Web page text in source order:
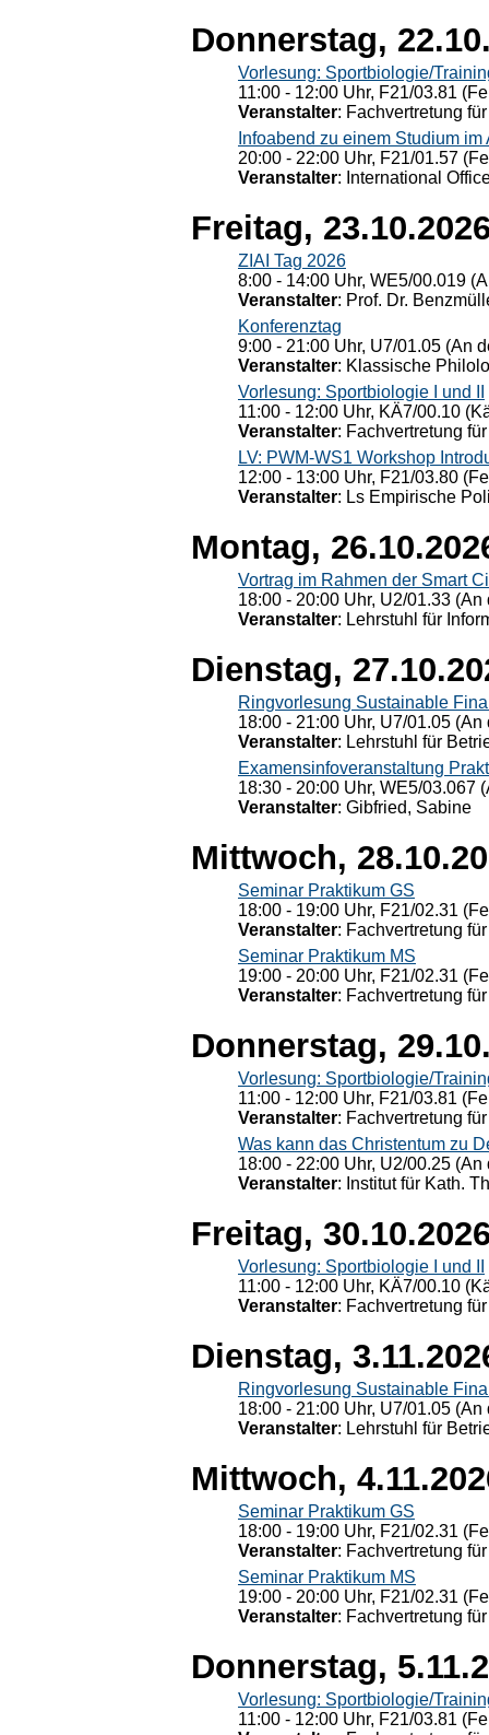
Donnerstag,
Vorlesung: Sportbiologie/
11:00 - 12:00 Uhr, F21/03.81
Veranstalter: Fachvertretung
Infoabend zu einem Studium im
20:00 - 22:00 Uhr, F21/01.57
Veranstalter: International
Freitag,
ZIAI Tag 2026
8:00 - 14:00 Uhr, WE5/00.019
Veranstalter: Prof. Dr.
Konferenztag
9:00 - 21:00 Uhr, U7/01.05 (An
Veranstalter: Klassische
Vorlesung: Sportbiologie I und II
11:00 - 12:00 Uhr, KÄ7/00.10
Veranstalter: Fachvertretung
LV: PWM-WS1 Workshop
12:00 - 13:00 Uhr, F21/03.80
Veranstalter: Ls Empirische
Montag,
Vortrag im Rahmen der Smart
18:00 - 20:00 Uhr, U2/01.33
Veranstalter: Lehrstuhl für
Dienstag,
Ringvorlesung Sustainable
18:00 - 21:00 Uhr, U7/01.05
Veranstalter: Lehrstuhl für
Examensinfoveranstaltung
18:30 - 20:00 Uhr, WE5/03.067
Veranstalter: Gibfried, Sabine
Mittwoch,
Seminar Praktikum GS
18:00 - 19:00 Uhr, F21/02.31
Veranstalter: Fachvertretung
Seminar Praktikum MS
19:00 - 20:00 Uhr, F21/02.31
Veranstalter: Fachvertretung
Donnerstag,
Vorlesung: Sportbiologie/
11:00 - 12:00 Uhr, F21/03.81
Veranstalter: Fachvertretung
Was kann das Christentum zu
18:00 - 22:00 Uhr, U2/00.25
Veranstalter: Institut für Kath.
Freitag,
Vorlesung: Sportbiologie I und II
11:00 - 12:00 Uhr, KÄ7/00.10
Veranstalter: Fachvertretung
Dienstag,
Ringvorlesung Sustainable
18:00 - 21:00 Uhr, U7/01.05
Veranstalter: Lehrstuhl für
Mittwoch,
Seminar Praktikum GS
18:00 - 19:00 Uhr, F21/02.31
Veranstalter: Fachvertretung
Seminar Praktikum MS
19:00 - 20:00 Uhr, F21/02.31
Veranstalter: Fachvertretung
Donnerstag,
Vorlesung: Sportbiologie/
11:00 - 12:00 Uhr, F21/03.81